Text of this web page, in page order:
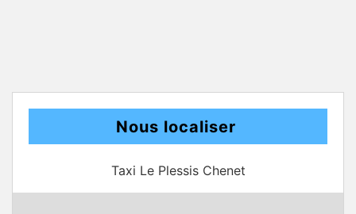
Nous localiser
Taxi Le Plessis Chenet